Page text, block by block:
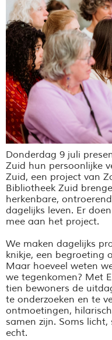
Donderdag 9 juli
Zuid hun persoonlijke
Zuid, een project van
Bibliotheek Zuid
herkenbare,
dagelijks leven. Er
mee aan het project.
We maken dagelijks
knikje, een begroeting
Maar hoeveel weten
we tegenkomen? Met
tien bewoners de
te onderzoeken en te
ontmoetingen,
samen zijn. Soms
echt.